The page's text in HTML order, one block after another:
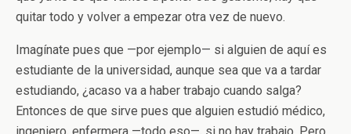
quitar todo y volver a empezar otra vez de nuevo.
Imagínate pues que —por ejemplo— si alguien de aquí es
estudiante de la universidad, aunque sea que va a tardar
estudiando, ¿acaso va a haber trabajo cuando salga?
Entonces de que sirve pues que alguien estudió médico,